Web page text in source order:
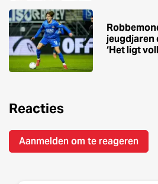
jeugdjaren
‘Het ligt
Reacties
Aanmelden om te reageren